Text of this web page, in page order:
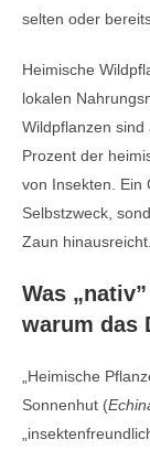
selten oder
Heimische
lokalen
Wildpflanzen
Prozent der
von Insekten. Ein
Selbstzweck,
Zaun hinausreicht.
Was
warum das
„Heimische
Sonnenhut (